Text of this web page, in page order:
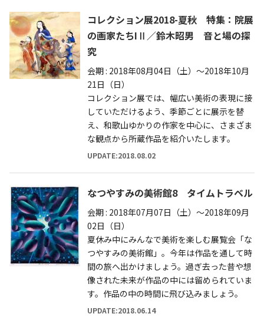
コレクション展2018-夏秋 特集：院展
の画家たちIⅡ／鈴木昭男 音と場の探
究
会期 : 2018年08月04日（土）～2018年10月
21日（日）
コレクション展では、幅広い美術の表現に接
していただけるよう、季節ごとに展示を替
え、和歌山ゆかりの作家を中心に、さまざま
な観点から所蔵作品を紹介いたします。
UPDATE:2018.08.02
なつやすみの美術館8 タイムトラベル
会期 : 2018年07月07日（土）～2018年09月
02日（日）
夏休み中にみんなで美術を楽しむ展覧会「な
つやすみの美術館」。今年は作品を通して時
間の旅へ出かけましょう。過ぎ去った昔や想
像された未来が作品の中には留められていま
す。作品の中の時間に飛び込みましょう。
UPDATE:2018.06.14